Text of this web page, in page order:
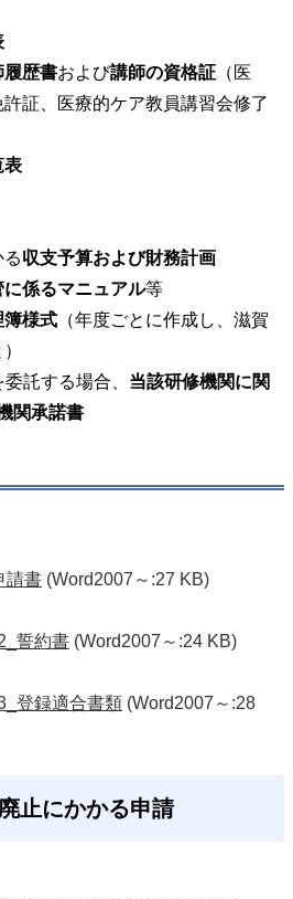
履歴書および講師の資格証 （医
証、医療的ケア教員講習会修了
表
る収支予算および財務計画
係るマニュアル等
簿様式 （年度ごとに作成し、滋賀
託する場合、 当該研修機関に関
関承諾書
請書 (Word2007～:27 KB)
誓約書 (Word2007～:24 KB)
登録適合書類 (Word2007～:28
止にかかる申請